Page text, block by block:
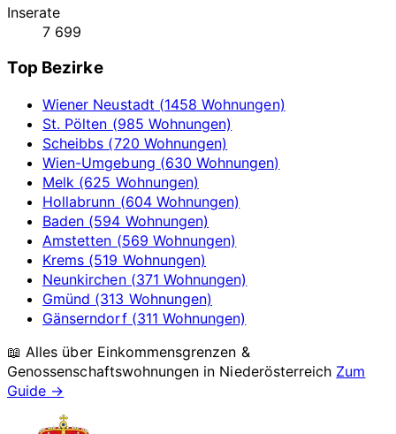
Inserate
7 699
Top Bezirke
Wiener Neustadt (1458 Wohnungen)
St. Pölten (985 Wohnungen)
Scheibbs (720 Wohnungen)
Wien-Umgebung (630 Wohnungen)
Melk (625 Wohnungen)
Hollabrunn (604 Wohnungen)
Baden (594 Wohnungen)
Amstetten (569 Wohnungen)
Krems (519 Wohnungen)
Neunkirchen (371 Wohnungen)
Gmünd (313 Wohnungen)
Gänserndorf (311 Wohnungen)
📖 Alles über Einkommensgrenzen &
Genossenschaftswohnungen in Niederösterreich Zum
Guide →